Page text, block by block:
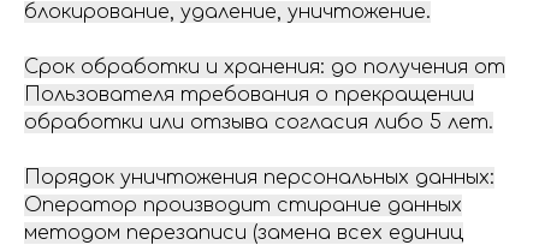
блокирование, удаление, уничтожение.
Срок обработки и хранения: до получения от
Пользователя требования о прекращении
обработки или отзыва согласия либо 5 лет.
Порядок уничтожения персональных данных:
Оператор производит стирание данных
методом перезаписи (замена всех единиц